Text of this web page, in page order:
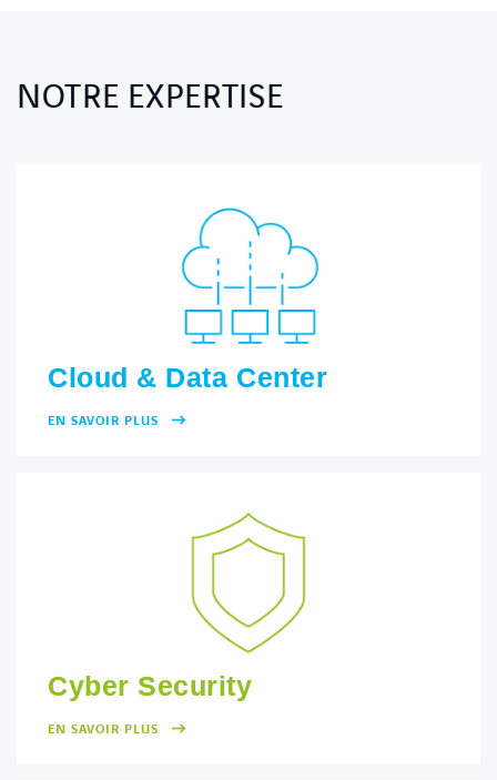
NOTRE EXPERTISE
Cloud & Data Center
EN SAVOIR PLUS
Cyber Security
EN SAVOIR PLUS